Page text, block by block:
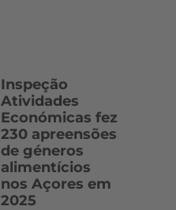
Inspeção
Atividades
Económicas fez
230 apreensões
de géneros
alimentícios
nos Açores em
2025